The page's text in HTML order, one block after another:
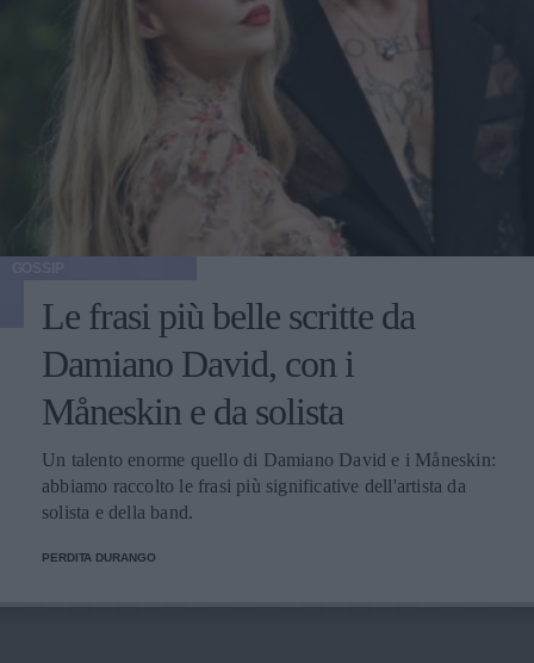
Le frasi più belle scritte da
Damiano David, con i
Måneskin e da solista
Un talento enorme quello di Damiano David e i Måneskin:
abbiamo raccolto le frasi più significative dell'artista da
solista e della band.
PERDITA DURANGO